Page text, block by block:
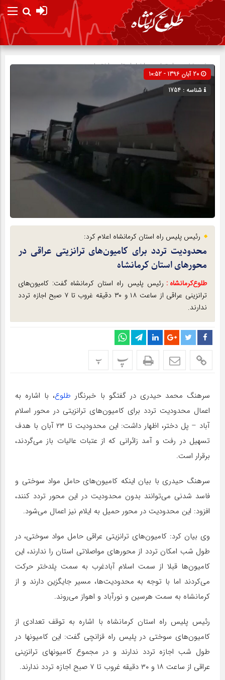
صفحه نخستاجتماعی»اخبار استان»اختصاصی
شناسه : 1754
رئیس پلیس راه استان کرمانشاه اعلام کرد:
محدودیت تردد برای کامیون‌های ترانزیتی عراقی در
محورهای استان کرمانشاه
طلوع‌‌کرمانشاه : رئیس پلیس راه استان کرمانشاه گفت: کامیون‌های
ترانزینی عراقی از ساعت ۱۸ و ۳۰ دقیقه غروب تا ۷ صبح اجازه تردد
ندارند.
پ پ
سرهنگ محمد حیدری در گفتگو با خبرنگار طلوع، با اشاره به
اعمال محدودیت تردد برای کامیون‌های ترانزیتی در محور اسلام
آباد – پل دختر، اظهار داشت: این محدودیت تا ۲۳ آبان با هدف
تسهیل در رفت و آمد زائرانی که از عتبات عالیات باز می‌گردند،
برقرار است.
سرهنگ حیدری با بیان اینکه کامیون‌های حامل مواد سوختی و
فاسد شدنی می‌توانند بدون محدودیت در این محور تردد کنند،
افزود: این محدودیت در محور حمیل به ایلام نیز اعمال می‌شود.
وی بیان کرد: کامیون‌های ترانزیتی عراقی حامل مواد سوختی، در
طول شب امکان تردد از محورهای مواصلاتی استان را ندارند، این
کامیون‌ها قبلا از سمت اسلام آبادغرب به سمت پلدختر حرکت
می‌کردند اما با توجه به محدودیت‌ها، مسیر جایگزین دارند و از
کرمانشاه به سمت هرسین و نورآباد و اهواز می‌روند.
رئیس پلیس راه استان کرمانشاه با اشاره به توقف تعدادی از
کامیون‌های سوختی در پلیس راه قزانچی گفت: این کامیونها در
طول شب اجازه تردد ندارند و در مجموع کامیونهای ترانزینی
عراقی از ساعت ۱۸ و ۳۰ دقیقه غروب تا ۷ صبح اجازه تردد ندارند.